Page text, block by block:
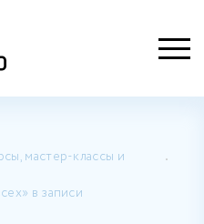
мастер-классы и
в записи